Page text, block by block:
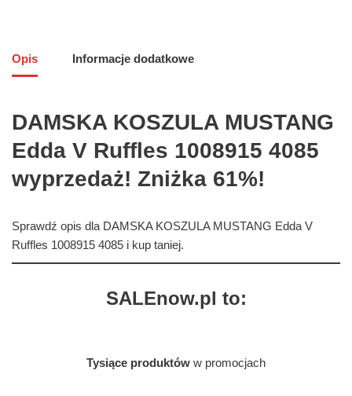
Opis Informacje dodatkowe
DAMSKA KOSZULA MUSTANG
Edda V Ruffles 1008915 4085
wyprzedaż! Zniżka 61%!
Sprawdź opis dla DAMSKA KOSZULA MUSTANG Edda V
Ruffles 1008915 4085 i kup taniej.
SALEnow.pl to:
Tysiące produktów w promocjach